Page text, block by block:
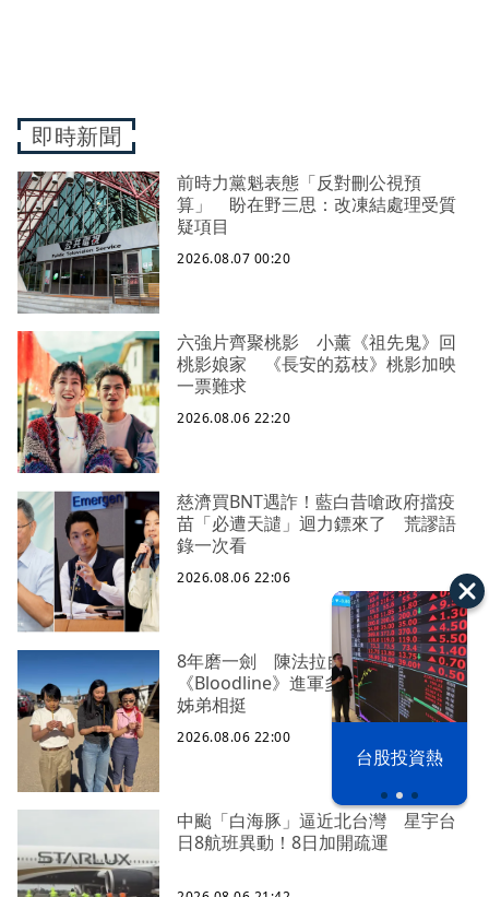
以色列 穹頂
台股投資熱
即時新聞
前時力黨魁表態「反對刪公視預
算」 盼在野三思：改凍結處理受質
疑項目
2026.08.07 00:20
六強片齊聚桃影 小薰《祖先鬼》回
桃影娘家 《長安的荔枝》桃影加映
一票難求
2026.08.06 22:20
慈濟買BNT遇詐！藍白昔嗆政府擋疫
苗「必遭天譴」迴力鏢來了 荒謬語
錄一次看
2026.08.06 22:06
8年磨一劍 陳法拉自編自導
《Bloodline》進軍多倫多 柯林法洛
姊弟相挺
2026.08.06 22:00
中颱「白海豚」逼近北台灣 星宇台
日8航班異動！8日加開疏運